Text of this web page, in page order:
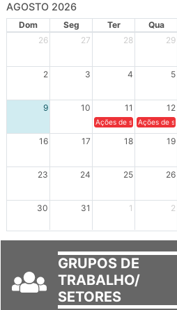
AGOSTO 2026
Dom Seg Ter Qua
26
27 28 29
2 3 4 5
9 10 11 12
Ações de solidariedade
Ações de
16 17 18 19
23 24 25 26
30 31 1 2
GRUPOS DE
TRABALHO/
SETORES